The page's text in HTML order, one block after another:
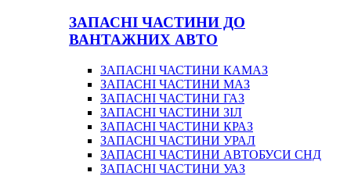
ЗАПАСНІ ЧАСТИНИ ДО
ВАНТАЖНИХ АВТО
ЗАПАСНІ ЧАСТИНИ КАМАЗ
ЗАПАСНІ ЧАСТИНИ МАЗ
ЗАПАСНІ ЧАСТИНИ ГАЗ
ЗАПАСНІ ЧАСТИНИ ЗІЛ
ЗАПАСНІ ЧАСТИНИ КРАЗ
ЗАПАСНІ ЧАСТИНИ УРАЛ
ЗАПАСНІ ЧАСТИНИ АВТОБУСИ СНД
ЗАПАСНІ ЧАСТИНИ УАЗ